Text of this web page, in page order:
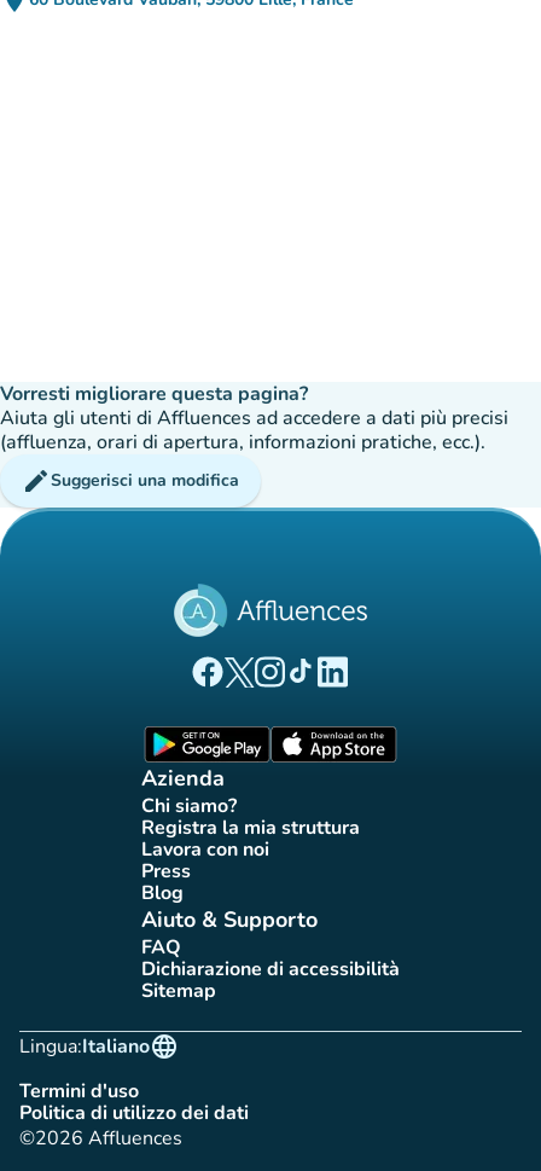
(apri in Google Maps)
(nuova scheda)
Vorresti migliorare questa pagina?
Aiuta gli utenti di Affluences ad accedere a dati più precisi
(affluenza, orari di apertura, informazioni pratiche, ecc.).
editSuggerisci una modifica
(nuova scheda)
(nuova scheda)
(nuova scheda)
(nuova scheda)
(nuova scheda)
Azienda
Chi siamo?(nuova scheda)
Registra la mia struttura
(nuova scheda)
Lavora con noi
(nuova scheda)
Press(nuova scheda)
Blog(nuova scheda)
Aiuto & Supporto
FAQ(nuova scheda)
Dichiarazione di accessibilità
(nuova scheda)
Sitemap(nuova scheda)
Lingua:
language
Italiano
Termini d'uso(nuova scheda)
Politica di utilizzo dei dati
(nuova scheda)
©2026 Affluences